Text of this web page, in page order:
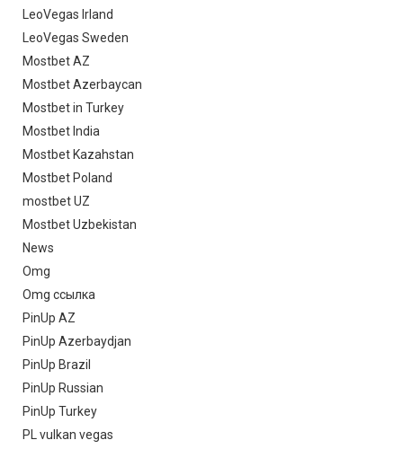
LeoVegas Irland
LeoVegas Sweden
Mostbet AZ
Mostbet Azerbaycan
Mostbet in Turkey
Mostbet India
Mostbet Kazahstan
Mostbet Poland
mostbet UZ
Mostbet Uzbekistan
News
Omg
Omg ссылка
PinUp AZ
PinUp Azerbaydjan
PinUp Brazil
PinUp Russian
PinUp Turkey
PL vulkan vegas